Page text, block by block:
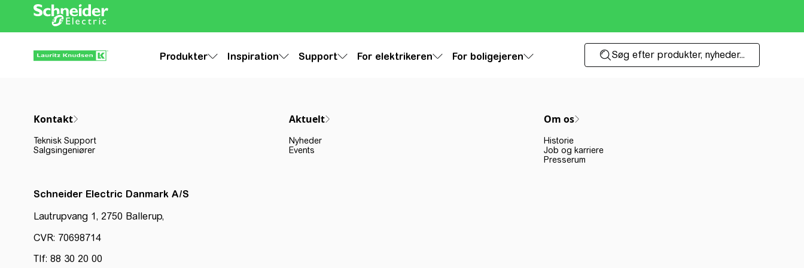
Produkter Inspiration Support For elektrikeren For boligejeren Søg efter produkter, nyheder...
Kontakt
Teknisk Support
Salgsingeniører
Aktuelt
Nyheder
Events
Om os
Historie
Job og karriere
Presserum
Schneider Electric Danmark A/S
Lautrupvang 1, 2750 Ballerup,
CVR: 70698714
Tlf: 88 30 20 00